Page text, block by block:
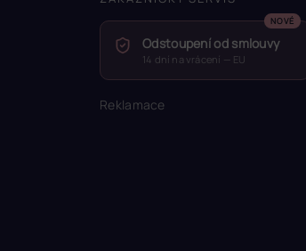
Odstoupení od smlouvy
14 dní na vrácení — EU
Reklamace